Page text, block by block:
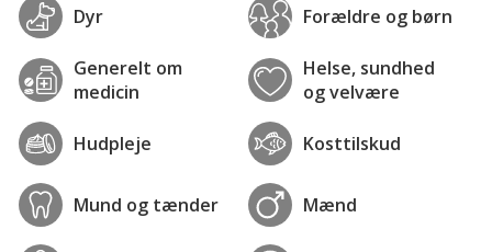
Dyr Forældre og børn
Generelt om
medicin
Helse, sundhed
og velvære
Hudpleje Kosttilskud
Mund og tænder Mænd